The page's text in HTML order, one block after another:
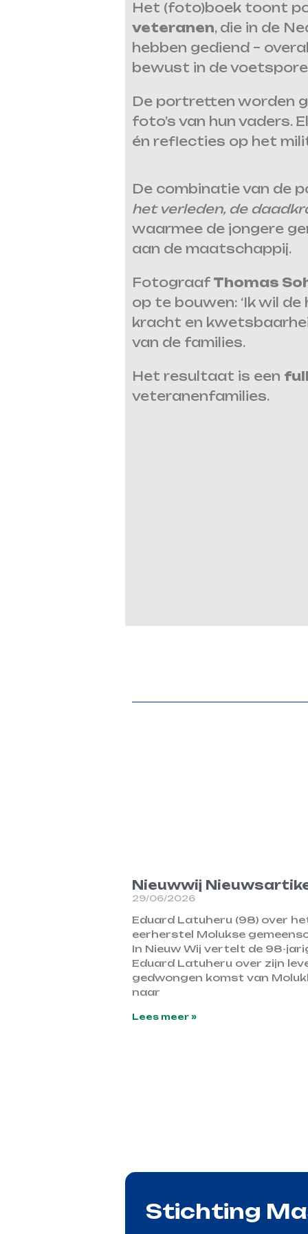
Het (foto)boek toont
veteranen, die in de
hebben gediend –
bewust in de
De portretten worden
foto’s van hun vaders.
én reflecties op het
De combinatie van de
het verleden, de
waarmee de jongere
aan de maatschappij.
Fotograaf Thomas
op te bouwen: ‘Ik wil
kracht en
van de families.
Het resultaat is een
veteranenfamilies.
Nieuwwij
29/06/2026
Eduard Latuheru (98) over
eerherstel Molukse
In Nieuw Wij vertelt de 98-
Eduard Latuheru over zijn
gedwongen komst van
naar
Lees meer »
Stichting